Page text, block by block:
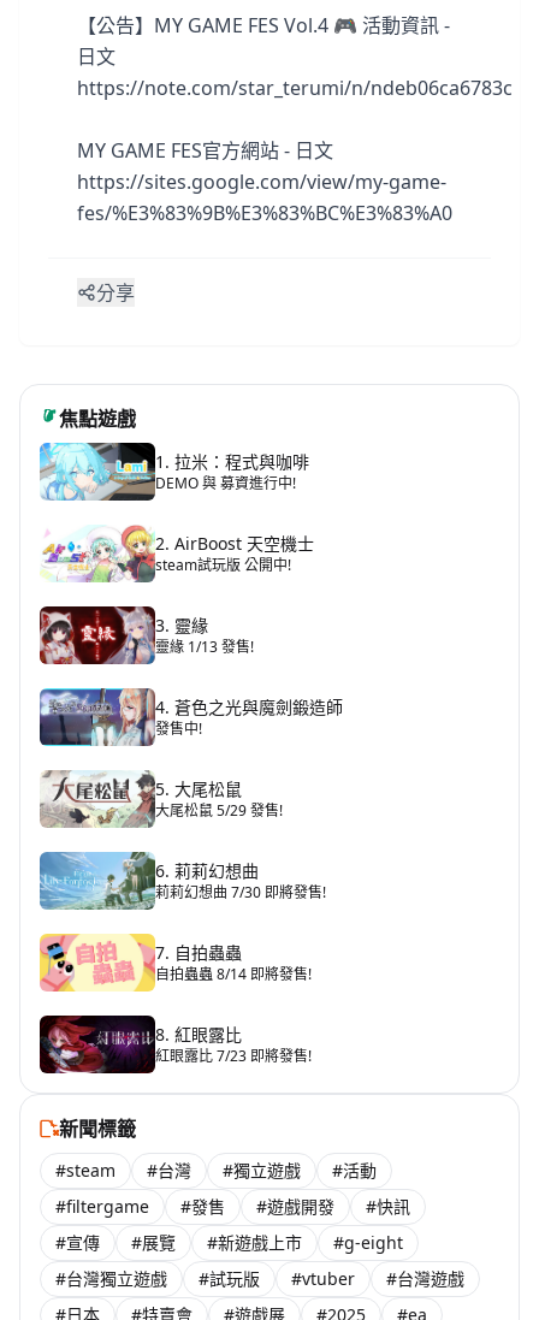
【公告】MY GAME FES Vol.4 🎮 活動資訊 -
日文
https://note.com/star_terumi/n/ndeb06ca6783c
MY GAME FES官方網站 - 日文
https://sites.google.com/view/my-game-
fes/%E3%83%9B%E3%83%BC%E3%83%A0
分享
焦點遊戲
1. 拉米：程式與咖啡
DEMO 與 募資進行中!
2. AirBoost 天空機士
steam試玩版 公開中!
3. 靈緣
靈緣 1/13 發售!
4. 蒼色之光與魔劍鍛造師
發售中!
5. 大尾松鼠
大尾松鼠 5/29 發售!
6. 莉莉幻想曲
莉莉幻想曲 7/30 即將發售!
7. 自拍蟲蟲
自拍蟲蟲 8/14 即將發售!
8. 紅眼露比
紅眼露比 7/23 即將發售!
新聞標籤
#steam #台灣 #獨立遊戲
#活動
#filtergame
#發售 #遊戲開發
#快訊
#宣傳
#展覽 #新遊戲上市
#g-eight
#台灣獨立遊戲
#試玩版 #vtuber
#台灣遊戲
#日本
#特賣會 #遊戲展 #2025 #ea